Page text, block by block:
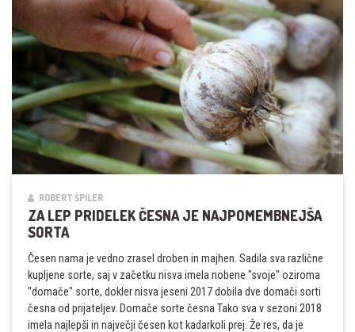
ROBERT ŠPILER
ZA LEP PRIDELEK ČESNA JE NAJPOMEMBNEJŠA
SORTA
Česen nama je vedno zrasel droben in majhen. Sadila sva različne
kupljene sorte, saj v začetku nisva imela nobene "svoje" oziroma
"domače" sorte, dokler nisva jeseni 2017 dobila dve domači sorti
česna od prijateljev. Domače sorte česna Tako sva v sezoni 2018
imela najlepši in največji česen kot kadarkoli prej. Že res, da je